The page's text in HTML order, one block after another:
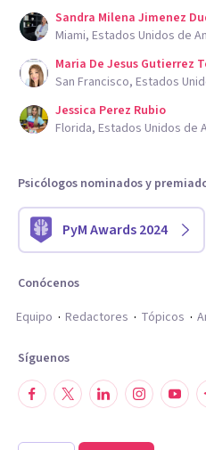
Sandra Milena Jimenez
Miami, Estados Unidos de
Maria De Jesus Gutierrez
San Francisco, Estados
Jessica Perez Rubio
Florida, Estados Unidos de
Psicólogos nominados y
PyM Awards 2024
Conócenos
Equipo
Redactores Tópicos
Síguenos